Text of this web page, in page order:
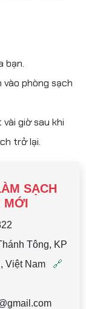
bạn.
phòng sạch
giờ sau khi
trở lại.
SẠCH
MỚI
Tông, KP
Việt Nam
🔗